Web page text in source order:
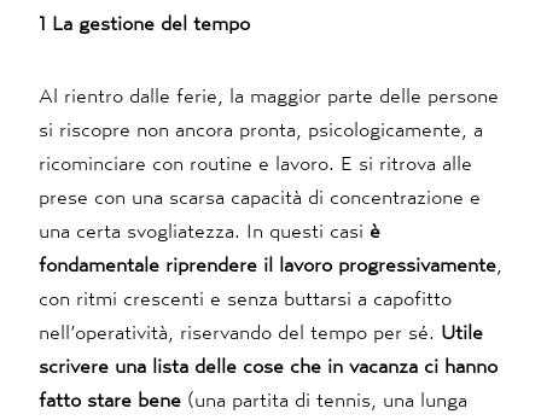
1 La gestione del tempo
Al rientro dalle ferie, la maggior parte delle persone
si riscopre non ancora pronta, psicologicamente, a
ricominciare con routine e lavoro. E si ritrova alle
prese con una scarsa capacità di concentrazione e
una certa svogliatezza. In questi casi è
fondamentale riprendere il lavoro progressivamente
con ritmi crescenti e senza buttarsi a capofitto
nell’operatività, riservando del tempo per sé. Utile
scrivere una lista delle cose che in vacanza ci hanno
fatto stare bene (una partita di tennis, una lunga